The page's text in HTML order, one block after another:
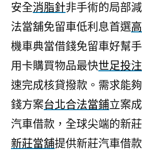
安全消脂針非手術的局部
法當舖免留車低利息首選
機車典當借錢免留車好幫
用卡購買物品最快世足投注
速完成核貸撥款。需求能
錢方案台北合法當鋪立案
汽車借款，全球尖端的新
新莊當舖提供新莊汽車借